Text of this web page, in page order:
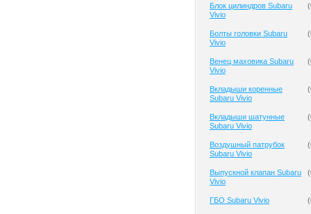
Блок цилиндров Subaru
Vivio
(
Болты головки Subaru
Vivio
(
Венец маховика Subaru
Vivio
(
Вкладыши коренные
Subaru Vivio
(
Вкладыши шатунные
Subaru Vivio
(
Воздушный патрубок
Subaru Vivio
(
Выпускной клапан Subaru
Vivio
(
ГБО Subaru Vivio (